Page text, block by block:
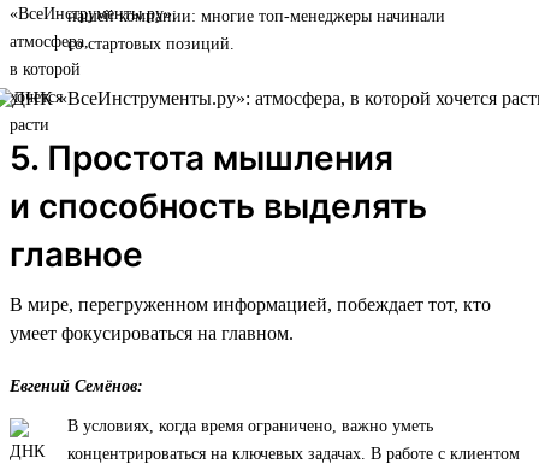
нашей компании: многие топ-менеджеры начинали
со стартовых позиций.
5. Простота мышления
и способность выделять
главное
В мире, перегруженном информацией, побеждает тот, кто
умеет фокусироваться на главном.
Евгений Семёнов:
В условиях, когда время ограничено, важно уметь
концентрироваться на ключевых задачах. В работе с клиентом